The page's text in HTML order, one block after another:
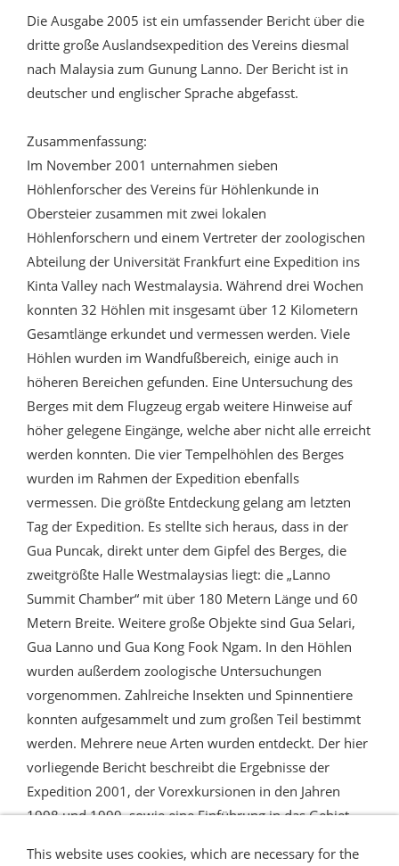
Die Ausgabe 2005 ist ein umfassender Bericht über die
dritte große Auslandsexpedition des Vereins diesmal
nach Malaysia zum Gunung Lanno. Der Bericht ist in
deutscher und englischer Sprache abgefasst.
Zusammenfassung:
Im November 2001 unternahmen sieben
Höhlenforscher des Vereins für Höhlenkunde in
Obersteier zusammen mit zwei lokalen
Höhlenforschern und einem Vertreter der zoologischen
Abteilung der Universität Frankfurt eine Expedition ins
Kinta Valley nach Westmalaysia. Während drei Wochen
konnten 32 Höhlen mit insgesamt über 12 Kilometern
Gesamtlänge erkundet und vermessen werden. Viele
Höhlen wurden im Wandfußbereich, einige auch in
höheren Bereichen gefunden. Eine Untersuchung des
Berges mit dem Flugzeug ergab weitere Hinweise auf
höher gelegene Eingänge, welche aber nicht alle erreicht
werden konnten. Die vier Tempelhöhlen des Berges
wurden im Rahmen der Expedition ebenfalls
vermessen. Die größte Entdeckung gelang am letzten
Tag der Expedition. Es stellte sich heraus, dass in der
Gua Puncak, direkt unter dem Gipfel des Berges, die
zweitgrößte Halle Westmalaysias liegt: die „Lanno
Summit Chamber“ mit über 180 Metern Länge und 60
Metern Breite. Weitere große Objekte sind Gua Selari,
Gua Lanno und Gua Kong Fook Ngam. In den Höhlen
wurden außerdem zoologische Untersuchungen
vorgenommen. Zahlreiche Insekten und Spinnentiere
konnten aufgesammelt und zum großen Teil bestimmt
werden. Mehrere neue Arten wurden entdeckt. Der hier
vorliegende Bericht beschreibt die Ergebnisse der
Expedition 2001, der Vorexkursionen in den Jahren
1998 und 1999, sowie eine Einführung in das Gebiet.
This website uses cookies, which are necessary for the